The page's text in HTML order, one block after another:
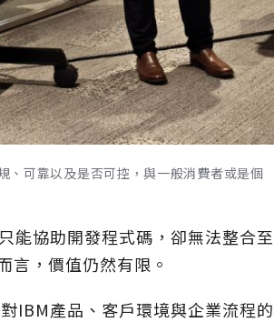
可靠以及是否可控，與一般消費者或是個
能協助開發程式碼，卻無法整合至
言，價值仍然有限。
IBM產品、客戶環境與企業流程的